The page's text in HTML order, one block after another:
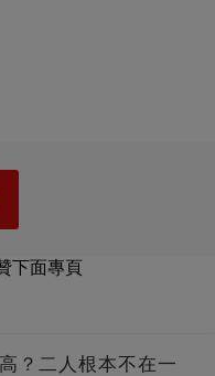
下面專頁
？二人根本不在一